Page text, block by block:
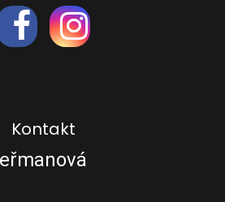
Kontakt